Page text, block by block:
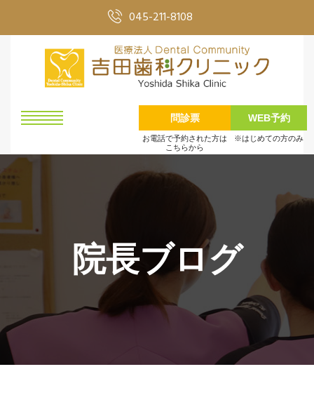
045-211-8108
問診票
お電話で予約された方は
こちらから
WEB予約
※はじめての方のみ
院長ブログ